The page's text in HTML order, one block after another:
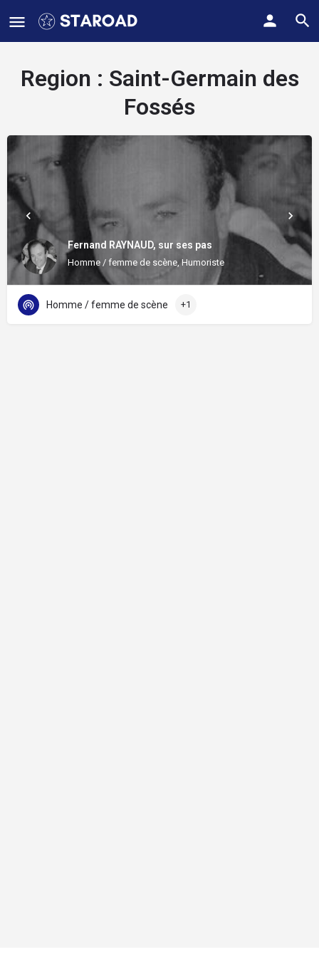
Region : Saint-Germain des
Fossés
Fernand RAYNAUD, sur ses pas
Homme / femme de scène, Humoriste
Homme / femme de scène +1